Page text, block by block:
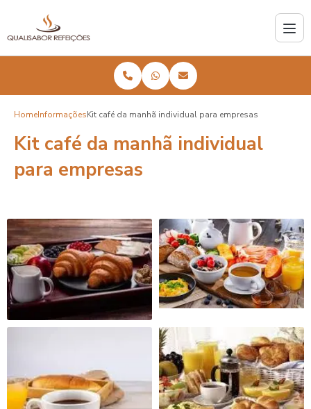
HomeInformaçõesKit café da manhã individual para empresas
Kit café da manhã individual
para empresas